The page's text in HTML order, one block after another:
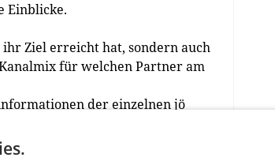
Einblicke.
Ziel erreicht hat, sondern auch
für welchen Partner am
der einzelnen jö